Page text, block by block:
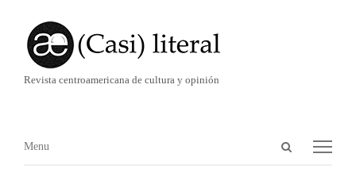
Revista centroamericana de cultura y opinión
Abrir
Menú
Menu